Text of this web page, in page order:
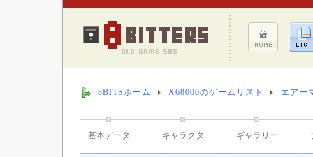
8BITSホーム X68000のゲームリスト エアー
基本データ キャラクタ ギャラリー